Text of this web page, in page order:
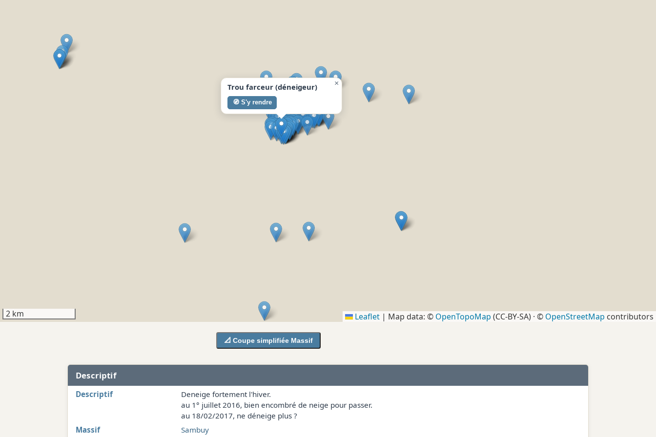
Trou farceur (déneigeur)
🧭 S'y rendre
×
2 km Leaflet | Map data: © OpenTopoMap (CC-BY-SA) · © OpenStreetMap contributors
📐 Coupe simplifiée Massif
Descriptif
Descriptif
Deneige fortement l'hiver.
au 1° juillet 2016, bien encombré de neige pour passer.
au 18/02/2017, ne déneige plus ?
Massif
Sambuy